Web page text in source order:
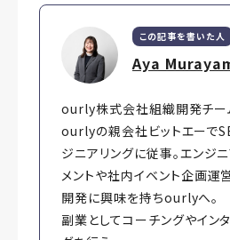
この記事を書いた人
Aya
ourly株式会社組織開発チー
ourlyの親会社ビットエーで
ジニアリングに従事。エンジ
メントや社内イベント企画運
開発に興味を持ちourlyへ。
副業としてコーチングやイン